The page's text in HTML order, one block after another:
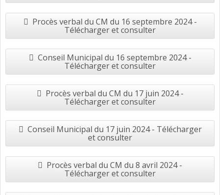
Procès verbal du CM du 16 septembre 2024 -
Télécharger et consulter
Conseil Municipal du 16 septembre 2024 -
Télécharger et consulter
Procès verbal du CM du 17 juin 2024 -
Télécharger et consulter
Conseil Municipal du 17 juin 2024 - Télécharger
et consulter
Procès verbal du CM du 8 avril 2024 -
Télécharger et consulter